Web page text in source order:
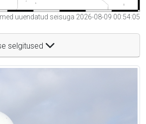
uuendatud seisuga 2026-08-09 00:54:05
selgitused